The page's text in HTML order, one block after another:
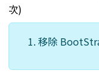
次)
移除